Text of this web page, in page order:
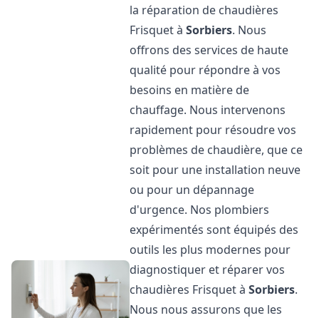
la réparation de chaudières
Frisquet àSorbiers. Nous
offrons des services de haute
qualité pour répondre à vos
besoins en matière de
chauffage. Nous intervenons
rapidement pour résoudre vos
problèmes de chaudière, que ce
soit pour une installation neuve
ou pour un dépannage
d'urgence. Nos plombiers
expérimentés sont équipés des
outils les plus modernes pour
diagnostiquer et réparer vos
chaudières Frisquet àSorbiers.
Nous nous assurons que les